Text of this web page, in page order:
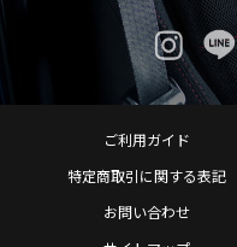
ご利用ガイド
特定商取引に関する表記
お問い合わせ